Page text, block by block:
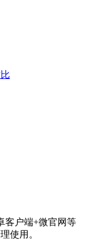
客户端+微官网等
使用。